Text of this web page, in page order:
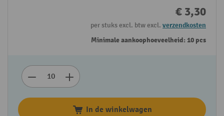
€ 3,30
per stuks excl. btw excl. verzendkosten
Minimale aankoophoeveelheid: 10 pcs
In de winkelwagen